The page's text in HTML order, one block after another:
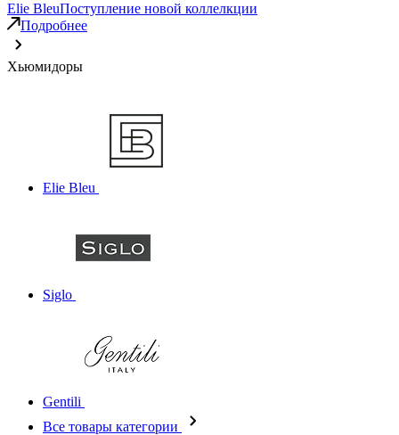
Elie BleuПоступление новой коллелкции
Подробнее
Хьюмидоры
Elie Bleu
Siglo
Gentili
Все товары категории